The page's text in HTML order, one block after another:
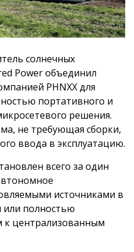
солнечных
Power объединил
PHNXX для
портативного и
решения.
не требующая сборки,
ввода в эксплуатацию.
всего за один
источниками в
или полностью
к централизованным